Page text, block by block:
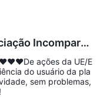
trading exper
regarIncomparáv
e Mais - Uma
do Investiment
ações da UE/E
do usuário da pla
sem problemas,